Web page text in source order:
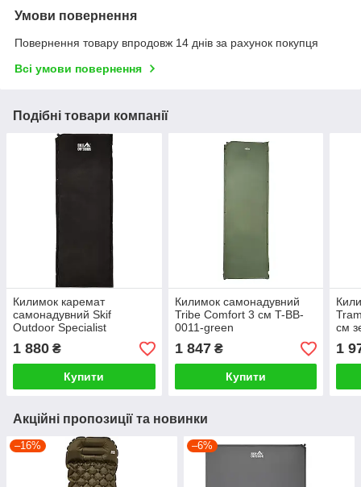
Умови повернення
Повернення товару впродовж 14 днів за рахунок покупця
Всі умови повернення
Подібні товари компанії
Килимок каремат
самонадувний Skif
Outdoor Specialist
195x58x5 см чорний
1 880 ₴
Купити
Килимок самонадувний
Tribe Comfort 3 см T-BB-
0011-green
1 847₴
Купити
см
1
Акційні пропозиції та новинки
–16% –6%